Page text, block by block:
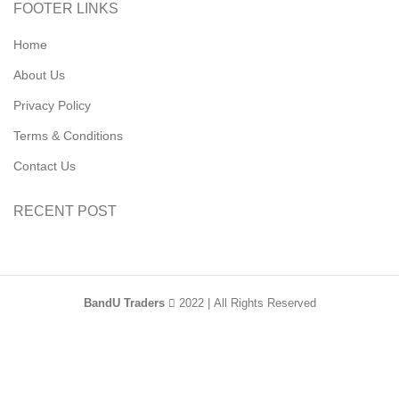
FOOTER LINKS
Home
About Us
Privacy Policy
Terms & Conditions
Contact Us
RECENT POST
BandU Traders 2022 | All Rights Reserved